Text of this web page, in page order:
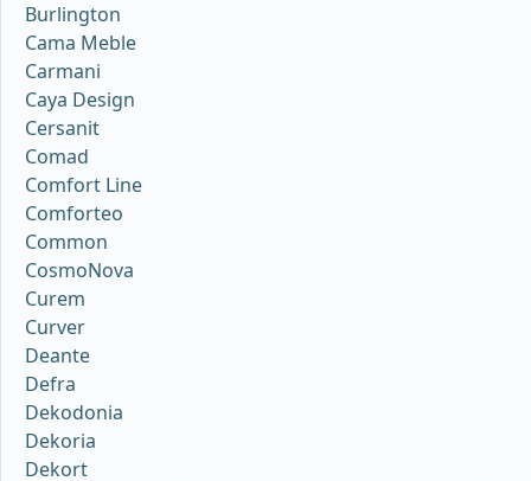
Burlington
Cama Meble
Carmani
Caya Design
Cersanit
Comad
Comfort Line
Comforteo
Common
CosmoNova
Curem
Curver
Deante
Defra
Dekodonia
Dekoria
Dekort